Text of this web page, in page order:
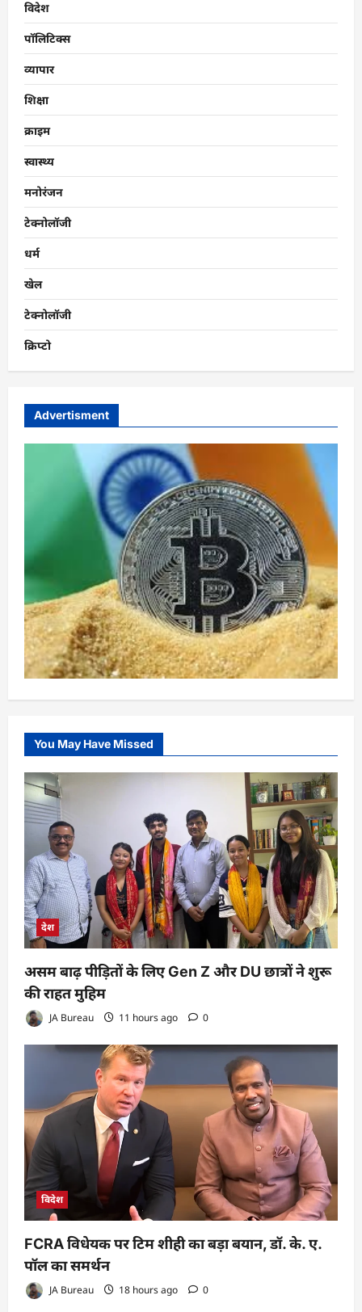
विदेश
पॉलिटिक्स
व्यापार
शिक्षा
क्राइम
स्वास्थ्य
मनोरंजन
टेक्नोलॉजी
धर्म
खेल
टेक्नोलॉजी
क्रिप्टो
Advertisment
You May Have Missed
देश
असम बाढ़ पीड़ितों के लिए Gen Z और DU छात्रों ने शुरू
की राहत मुहिम
JA Bureau 11 hours ago 0
विदेश
FCRA विधेयक पर टिम शीही का बड़ा बयान, डॉ. के. ए.
पॉल का समर्थन
JA Bureau 18 hours ago 0